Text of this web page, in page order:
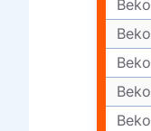
Beko
Beko
Beko
Beko
Beko